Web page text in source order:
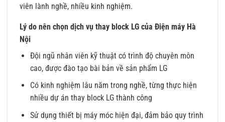
viên lành nghề, nhiều kinh nghiệm.
Lý do nên chọn dịch vụ thay block LG của Điện máy Hà
Nội
Đội ngũ nhân viên kỹ thuật có trình độ chuyên môn
cao, được đào tạo bài bản về sản phẩm LG
Có kinh nghiệm lâu năm trong nghề, từng thực hiện
nhiều dự án thay block LG thành công
Sử dụng thiết bị máy móc hiện đại, đảm bảo quy trình